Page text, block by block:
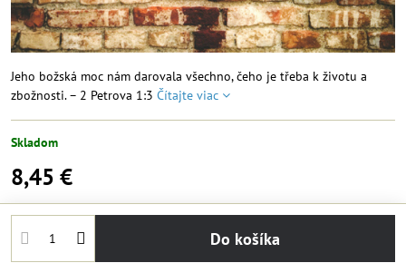
Jeho božská moc nám darovala všechno, čeho je třeba k životu a
zbožnosti. – 2 Petrova 1:3 Čítajte viac
Skladom
8,45 €
Do košíka